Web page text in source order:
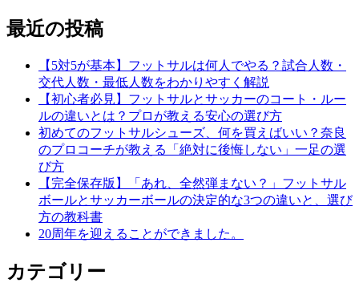
最近の投稿
【5対5が基本】フットサルは何人でやる？試合人数・
交代人数・最低人数をわかりやすく解説
【初心者必見】フットサルとサッカーのコート・ルー
ルの違いとは？プロが教える安心の選び方
初めてのフットサルシューズ、何を買えばいい？奈良
のプロコーチが教える「絶対に後悔しない」一足の選
び方
【完全保存版】「あれ、全然弾まない？」フットサル
ボールとサッカーボールの決定的な3つの違いと、選び
方の教科書
20周年を迎えることができました。
カテゴリー